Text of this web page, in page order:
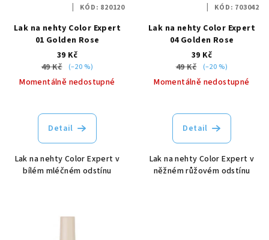
Lak na nehty Color Expert
01 Golden Rose
39 Kč
49 Kč
(–20 %)
Momentálně nedostupné
Detail
Lak na nehty Color Expert v
bílém mléčném odstínu
KÓD: 820120
Lak na nehty Color Expert
04 Golden Rose
39 Kč
49 Kč
(–20 %)
Momentálně nedostupné
Detail
Lak na nehty Color Expert v
něžném růžovém odstínu
KÓD: 703042